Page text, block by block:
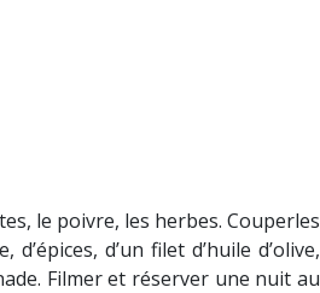
le poivre, les herbes. Couperles
d’un filet d’huile d’olive,
Filmer et réserver une nuit au